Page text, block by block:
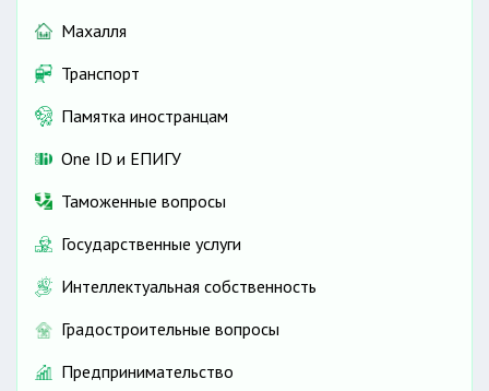
Махалля
Транспорт
Памятка иностранцам
One ID и ЕПИГУ
Таможенные вопросы
Государственные услуги
Интеллектуальная собственность
Градостроительные вопросы
Предпринимательство